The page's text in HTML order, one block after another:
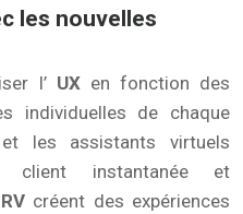
les nouvelles
l’ UX en fonction des
individuelles de chaque
et les assistants virtuels
client instantanée et
RV créent des expériences